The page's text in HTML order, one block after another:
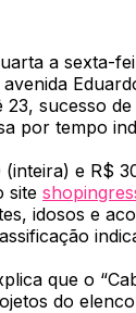
a sexta-
sucesso
por tempo
e R$
site
idosos e
que o
do